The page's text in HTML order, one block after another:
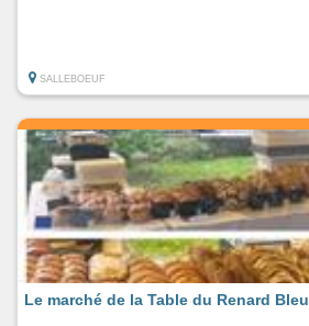
SALLEBOEUF
Le marché de la Table du Renard Bleu